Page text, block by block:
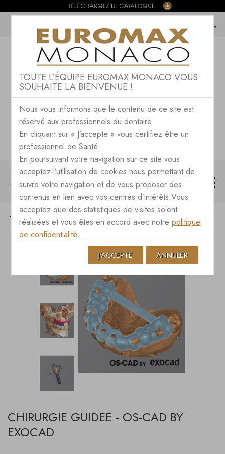
MENU
CAD-CAM
EXOCAD
CHIRURGIE GUIDEE - OS-CAD BY EXOCAD
CHIRURGIE GUIDEE - OS-CAD BY
EXOCAD
TOUTE L’ÉQUIPE EUROMAX MONACO VOUS
SOUHAITE LA BIENVENUE !
Nous vous informons que le contenu de ce site est
réservé aux professionnels du dentaire.
En cliquant sur « J’accepte » vous certifiez être un
professionnel de Santé.
En poursuivant votre navigation sur ce site vous
acceptez l’utilisation de cookies nous permettant de
suivre votre navigation et de vous proposer des
contenus en lien avec vos centres d’intérêts.Vous
acceptez que des statistiques de visites soient
réalisées et vous êtes en accord avec notrepolitique
de confidentialité.
J'ACCEPTE ANNULER